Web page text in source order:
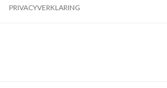
PRIVACYVERKLARING